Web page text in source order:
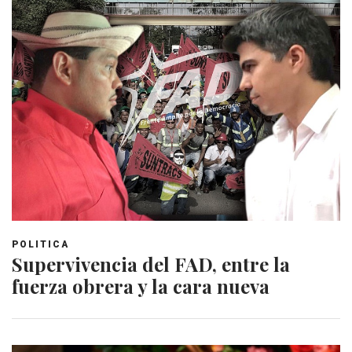
POLITICA
Supervivencia del FAD, entre la
fuerza obrera y la cara nueva